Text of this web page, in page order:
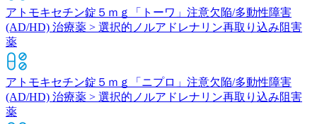
アトモキセチン錠５ｍｇ「トーワ」 注意欠陥/多動性障害
(AD/HD) 治療薬 > 選択的ノルアドレナリン再取り込み阻害
薬
アトモキセチン錠５ｍｇ「ニプロ」 注意欠陥/多動性障害
(AD/HD) 治療薬 > 選択的ノルアドレナリン再取り込み阻害
薬